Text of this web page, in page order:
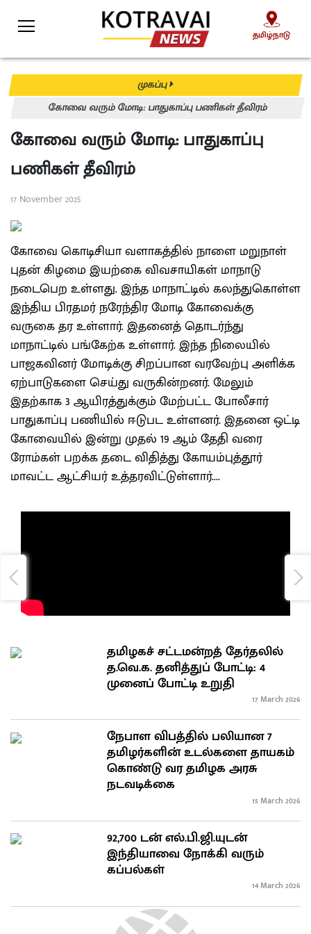
தமிழ்நாடு
முகப்பு
கோவை வரும் மோடி: பாதுகாப்பு பணிகள் தீவிரம்
கோவை வரும் மோடி: பாதுகாப்பு
பணிகள் தீவிரம்
17 November 2025
கோவை கொடிசியா வளாகத்தில் நாளை மறுநாள்
புதன் கிழமை இயற்கை விவசாயிகள் மாநாடு
நடைபெற உள்ளது. இந்த மாநாட்டில் கலந்துகொள்ள
இந்திய பிரதமர் நரேந்திர மோடி கோவைக்கு
வருகை தர உள்ளார். இதனைத் தொடர்ந்து
மாநாட்டில் பங்கேற்க உள்ளார். இந்த நிலையில்
பாஜகவினர் மோடிக்கு சிறப்பான வரவேற்பு அளிக்க
ஏற்பாடுகளை செய்து வருகின்றனர். மேலும்
இதற்காக 3 ஆயிரத்துக்கும் மேற்பட்ட போலீசார்
பாதுகாப்பு பணியில் ஈடுபட உள்ளனர். இதனை ஒட்டி
கோவையில் இன்று முதல் 19 ஆம் தேதி வரை
ரோம்கள் பறக்க தடை விதித்து கோயம்புத்தூர்
மாவட்ட ஆட்சியர் உத்தரவிட்டுள்ளார்....
தமிழகச் சட்டமன்றத் தேர்தலில்
த.வெ.க. தனித்துப் போட்டி: 4
முனைப் போட்டி உறுதி
17 March 2026
நேபாள விபத்தில் பலியான 7
தமிழர்களின் உடல்களை தாயகம்
கொண்டு வர தமிழக அரசு
நடவடிக்கை
15 March 2026
92,700 டன் எல்.பி.ஜி.யுடன்
இந்தியாவை நோக்கி வரும்
கப்பல்கள்
14 March 2026